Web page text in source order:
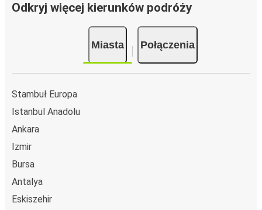
Odkryj więcej kierunków podróży
Miasta Połączenia
Stambuł Europa
Istanbul Anadolu
Ankara
Izmir
Bursa
Antalya
Eskiszehir